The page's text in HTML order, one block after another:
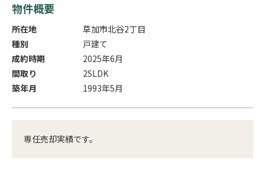
物件概要
所在地
草加市北谷2丁目
種別
戸建て
成約時期
2025年6月
間取り
2SLDK
築年月
1993年5月
専任売却実績です。